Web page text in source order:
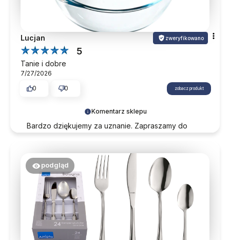
Komentarz sklepu
Bardzo dziękujemy za uznanie. Zapraszamy do
Lucjan zweryfikowano
5
Tanie i dobre
7/27/2026
0
0 zobacz produkt
podgląd